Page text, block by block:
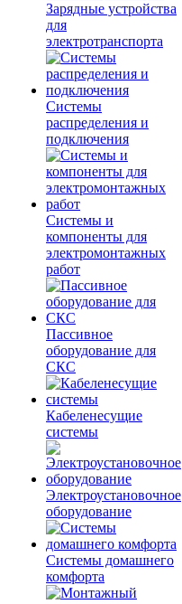
Зарядные устройства
для
электротранспорта
Системы
распределения и
подключения
Системы и
компоненты для
электромонтажных
работ
Пассивное
оборудование для
СКС
Кабеленесущие
системы
Электроустановочное
оборудование
Системы домашнего
комфорта